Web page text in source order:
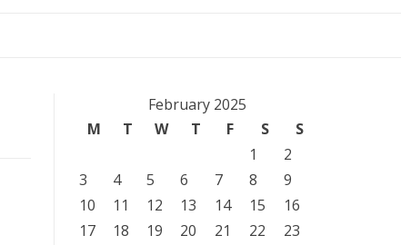
February 2025
M
T W T F S
S
1
2
3
4 5 6 7 8
9
10
11 12 13 14 15
16
17
18 19 20 21 22
23